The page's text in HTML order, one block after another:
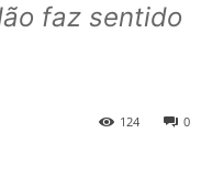
faz sentido
0
124